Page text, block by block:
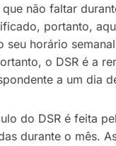
não faltar
portanto,
seu horário
o DSR é a
a um dia
do DSR é feita
durante o mês.